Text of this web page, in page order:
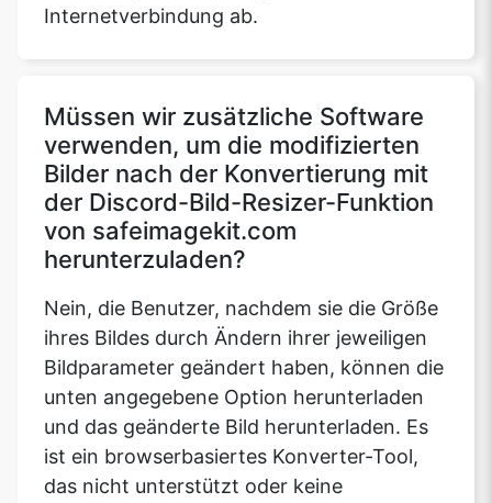
Internetverbindung ab.
Müssen wir zusätzliche Software
verwenden, um die modifizierten
Bilder nach der Konvertierung mit
der Discord-Bild-Resizer-Funktion
von safeimagekit.com
herunterzuladen?
Nein, die Benutzer, nachdem sie die Größe
ihres Bildes durch Ändern ihrer jeweiligen
Bildparameter geändert haben, können die
unten angegebene Option herunterladen
und das geänderte Bild herunterladen. Es
ist ein browserbasiertes Konverter-Tool,
das nicht unterstützt oder keine